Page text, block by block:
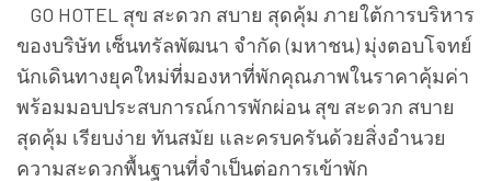
GO HOTEL สุข สะดวก สบาย สุดคุ้ม ภายใต้การบริหาร
ของบริษัท เซ็นทรัลพัฒนา จำกัด (มหาชน) มุ่งตอบโจทย์
นักเดินทางยุคใหม่ที่มองหาที่พักคุณภาพในราคาคุ้มค่า
พร้อมมอบประสบการณ์การพักผ่อน สุข สะดวก สบาย
สุดคุ้ม เรียบง่าย ทันสมัย และครบครันด้วยสิ่งอำนวย
ความสะดวกพื้นฐานที่จำเป็นต่อการเข้าพัก